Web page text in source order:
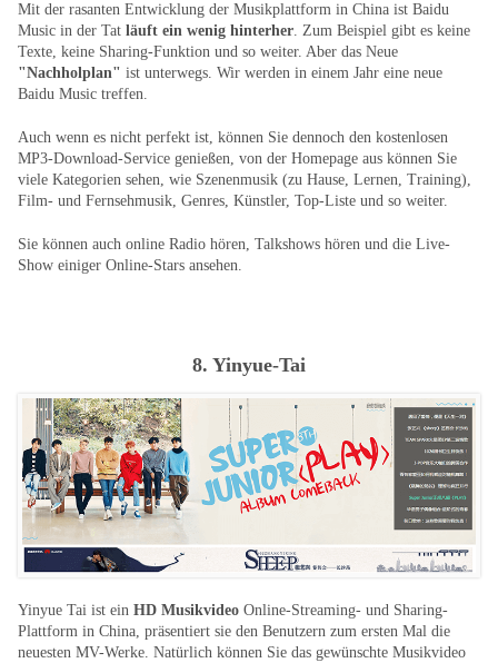
Mit der rasanten Entwicklung der Musikplattform in China ist Baidu
Music in der Tat läuft ein wenig hinterher. Zum Beispiel gibt es keine
Texte, keine Sharing-Funktion und so weiter. Aber das Neue
"Nachholplan" ist unterwegs. Wir werden in einem Jahr eine neue
Baidu Music treffen.
Auch wenn es nicht perfekt ist, können Sie dennoch den kostenlosen
MP3-Download-Service genießen, von der Homepage aus können Sie
viele Kategorien sehen, wie Szenenmusik (zu Hause, Lernen, Training),
Film- und Fernsehmusik, Genres, Künstler, Top-Liste und so weiter.
Sie können auch online Radio hören, Talkshows hören und die Live-
Show einiger Online-Stars ansehen.
8. Yinyue-Tai
Yinyue Tai ist ein HD Musikvideo Online-Streaming- und Sharing-
Plattform in China, präsentiert sie den Benutzern zum ersten Mal die
neuesten MV-Werke. Natürlich können Sie das gewünschte Musikvideo